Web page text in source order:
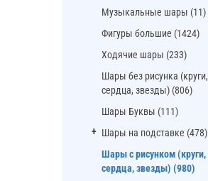
Музыкальные шары (11)
Фигуры большие (1424)
Ходячие шары (233)
Шары без рисунка (круги,
сердца, звезды) (806)
Шары Буквы (111)
Шары на подставке (478)
Шары с рисунком (круги,
сердца, звезды) (980)